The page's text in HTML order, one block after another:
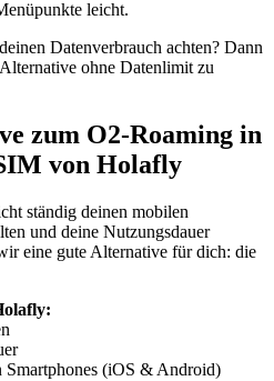
leicht.
Datenverbrauch achten? Dann
ohne Datenlimit zu
zum O2-Roaming in
von Holafly
ständig deinen mobilen
und deine Nutzungsdauer
eine gute Alternative für dich: die
Smartphones (iOS & Android)